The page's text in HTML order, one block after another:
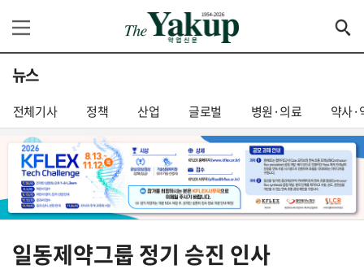
뉴스
전체기사 정책 산업 글로벌 병원·의료 약사·
일동제약그룹 정기 승진 인사